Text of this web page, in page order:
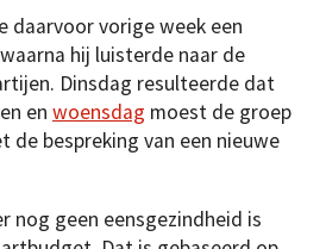
daarvoor vorige week een
hij luisterde naar de
Dinsdag resulteerde dat
en woensdag moest de groep
de bespreking van een nieuwe
nog geen eensgezindheid is